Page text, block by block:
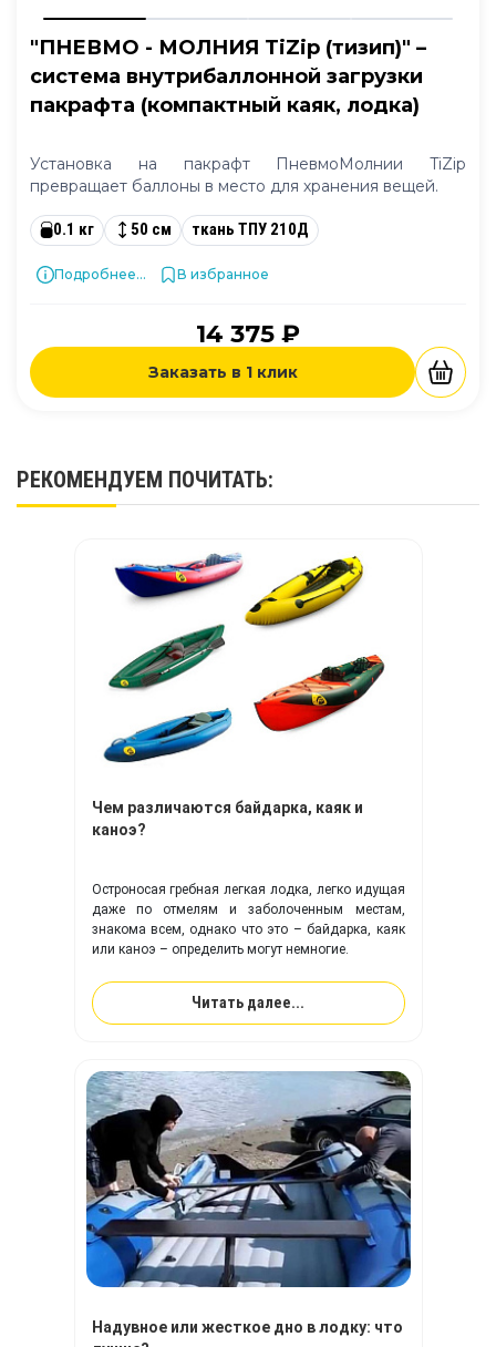
"ПНЕВМО - МОЛНИЯ TiZip (тизип)" –
система внутрибаллонной загрузки
пакрафта (компактный каяк, лодка)
Установка на пакрафт ПневмоМолнии TiZip
превращает баллоны в место для хранения вещей.
0.1 кг 50 см ткань ТПУ 210Д
Подробнее... В избранное
14 375 ₽
Заказать в 1 клик
РЕКОМЕНДУЕМ ПОЧИТАТЬ:
Чем различаются байдарка, каяк и
каноэ?
Остроносая гребная легкая лодка, легко идущая
даже по отмелям и заболоченным местам,
знакома всем, однако что это – байдарка, каяк
или каноэ – определить могут немногие.
Читать далее...
Надувное или жесткое дно в лодку: что